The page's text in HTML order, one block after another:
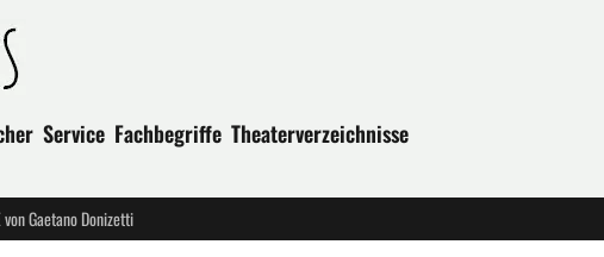
Service Fachbegriffe Theaterverzeichnisse
von Gaetano Donizetti